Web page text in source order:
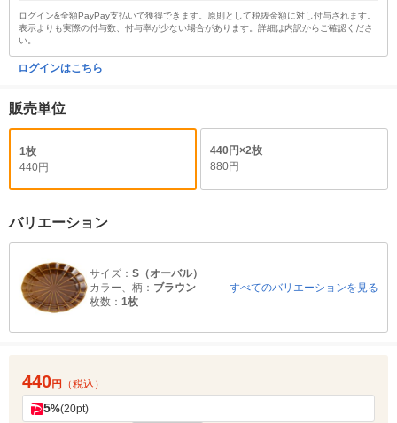
ログイン&全額PayPay支払いで獲得できます。原則として税抜金額に対し付与されます。
表示よりも実際の付与数、付与率が少ない場合があります。詳細は内訳からご確認くださ
い。
ログインはこちら
販売単位
1枚
440円
440円×2枚
880円
バリエーション
サイズ： S（オーバル）
カラー、柄： ブラウン
枚数： 1枚
すべてのバリエーションを見る
440円 （税込）
5%(20pt)